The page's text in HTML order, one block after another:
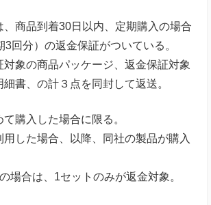
、商品到着30日以内、定期購入の場合
3回分）の返金保証がついている。
象の商品パッケージ、返金保証対象
書、の計３点を同封して返送。
購入した場合に限る。
した場合、以降、同社の製品が購入
場合は、1セットのみが返金対象。